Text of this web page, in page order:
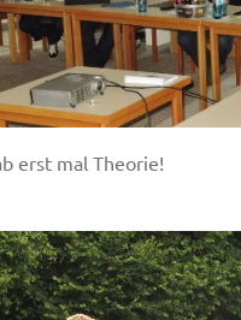
erst mal Theorie!